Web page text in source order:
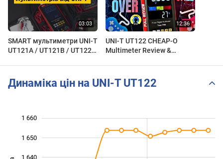
SMART мультиметри UNI-T
UT121A / UT121B / UT122:
UNI-T UT122 CHEAP-O
Multimeter Review &
Динаміка цін на UNI-T UT122
1 640
1 650
1 660